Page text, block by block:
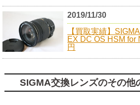
2019/11/30
【買取実績】
EX DC OS HSM for
円
SIGMA交換レンズのその他